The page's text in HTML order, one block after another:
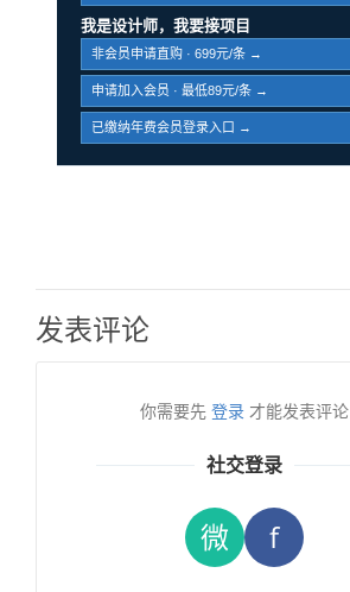
我是设计师，我要接项目
非会员申请直购 · 699元/条 →
申请加入会员 · 最低89元/条 →
已缴纳年费会员登录入口 →
发表评论
你需要先 登录 才能发表评论
社交登录
微 f